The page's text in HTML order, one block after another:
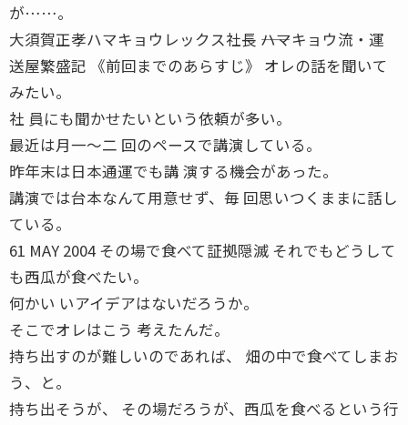
が……。
大須賀正孝ハマキョウレックス社長 ――ハマキョウ流・運
送屋繁盛記 《前回までのあらすじ》 オレの話を聞いて
みたい。
社 員にも聞かせたいという依頼が多い。
最近は月一〜二 回のペースで講演している。
昨年末は日本通運でも講 演する機会があった。
講演では台本なんて用意せず、毎 回思いつくままに話し
ている。
61 MAY 2004 その場で食べて証拠隠滅 それでもどうして
も西瓜が食べたい。
何かい いアイデアはないだろうか。
そこでオレはこう 考えたんだ。
持ち出すのが難しいのであれば、 畑の中で食べてしまお
う、と。
持ち出そうが、 その場だろうが、西瓜を食べるという行